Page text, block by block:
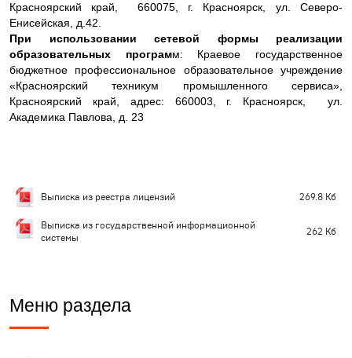
Красноярский край, 660075, г. Красноярск, ул. Северо-
Енисейская, д.42.
При использовании сетевой формы реализации
образовательных программ: Краевое государственное
бюджетное профессиональное образовательное учреждение
«Красноярский техникум промышленного сервиса»,
Красноярский край, адрес: 660003, г. Красноярск, ул.
Академика Павлова, д. 23
Выписка из реестра лицензий 269.8 Кб
Выписка из государственной информационной
системы
262 Кб
Меню раздела